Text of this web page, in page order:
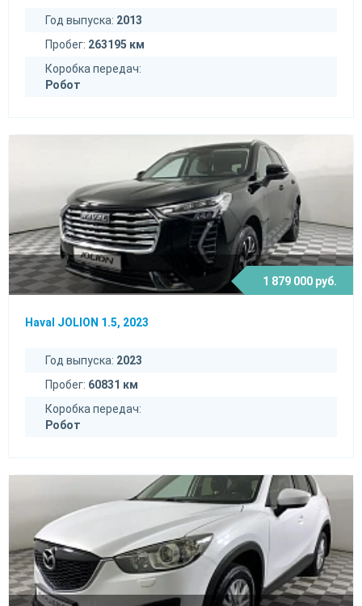
Год выпуска: 2013
Пробег: 263195 км
Коробка передач:
Робот
1 879 000 руб.
Haval JOLION 1.5, 2023
Год выпуска: 2023
Пробег: 60831 км
Коробка передач:
Робот